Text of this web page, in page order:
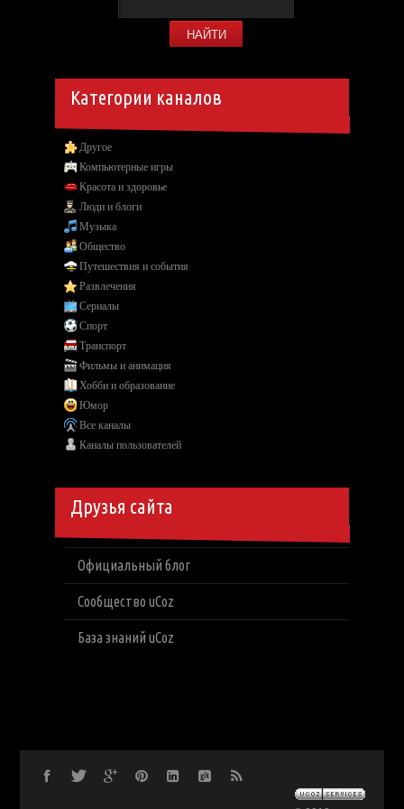
Категории каналов
Другое
Компьютерные игры
Красота и здоровье
Люди и блоги
Музыка
Общество
Путешествия и события
Развлечения
Сериалы
Спорт
Транспорт
Фильмы и анимация
Хобби и образование
Юмор
Все каналы
Каналы пользователей
Друзья сайта
Официальный блог
Сообщество uCoz
База знаний uCoz